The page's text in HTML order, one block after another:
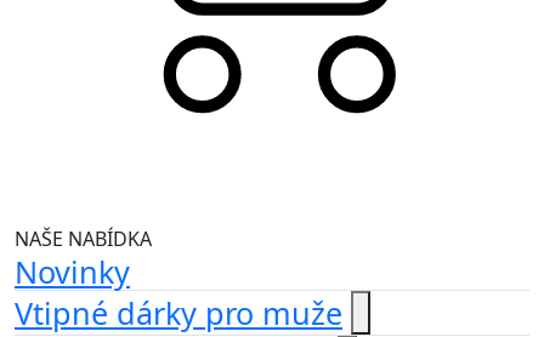
NAŠE NABÍDKA
Novinky
Vtipné dárky pro muže